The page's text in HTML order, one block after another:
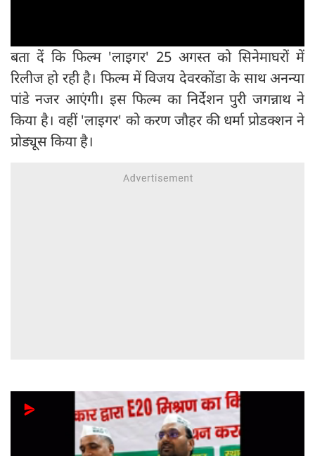
बता दें कि फिल्म 'लाइगर' 25 अगस्त को सिनेमाघरों में
रिलीज हो रही है। फिल्म में विजय देवरकोंडा के साथ अनन्या
पांडे नजर आएंगी। इस फिल्म का निर्देशन पुरी जगन्नाथ ने
किया है। वहीं 'लाइगर' को करण जौहर की धर्मा प्रोडक्शन ने
प्रोड्यूस किया है।